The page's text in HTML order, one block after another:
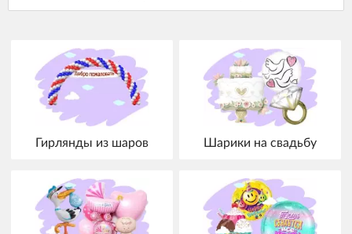
Гирлянды из шаров Шарики на свадьбу